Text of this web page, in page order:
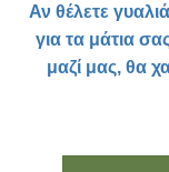
Αν θέλετε
για τα μάτια
μαζί μας, θα